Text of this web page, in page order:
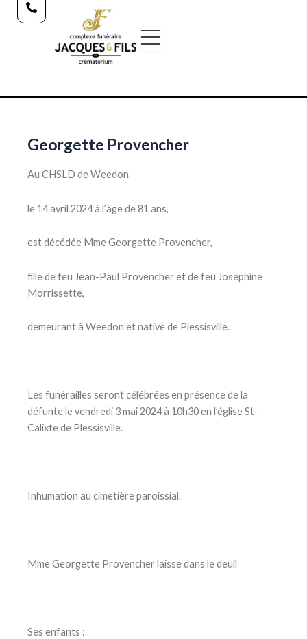
Georgette Provencher
Au CHSLD de Weedon,
le 14 avril 2024 à l’âge de 81 ans,
est décédée Mme Georgette Provencher,
fille de feu Jean-Paul Provencher et de feu Joséphine
Morrissette,
demeurant à Weedon et native de Plessisville.
Les funérailles seront célébrées en présence de la
défunte le vendredi 3 mai 2024 à 10h30 en l’église St-
Calixte de Plessisville.
Inhumation au cimetière paroissial.
Mme Georgette Provencher laisse dans le deuil
Ses enfants :